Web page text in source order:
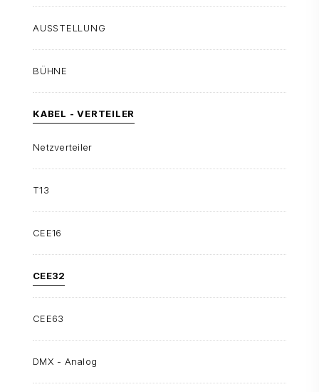
AUSSTELLUNG
BÜHNE
KABEL - VERTEILER
Netzverteiler
T13
CEE16
CEE32
CEE63
DMX - Analog